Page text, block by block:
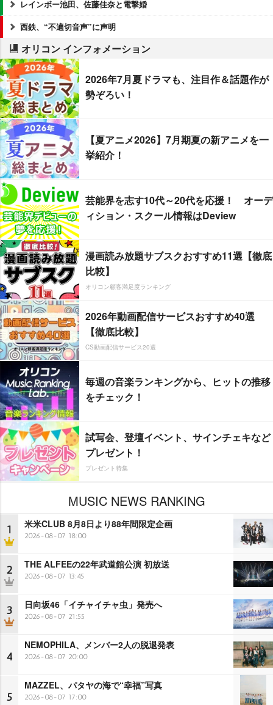
レインボー池田、佐藤佳奈と電撃婚
西鉄、“不適切音声”に声明
オリコン インフォメーション
2026年7月夏ドラマも、注目作＆話題作が
勢ぞろい！
【夏アニメ2026】7月期夏の新アニメを一
挙紹介！
芸能界を志す10代～20代を応援！ オーデ
ィション・スクール情報はDeview
漫画読み放題サブスクおすすめ11選【徹底
比較】
オリコン顧客満足度ランキング
2026年動画配信サービスおすすめ40選
【徹底比較】
CS動画配信サービス20選
毎週の音楽ランキングから、ヒットの推移
をチェック！
試写会、登壇イベント、サインチェキなど
プレゼント！
プレゼント特集
MUSIC NEWS RANKING
1 米米CLUB 8月8日より88年間限定企画
2026-08-07 18:00
2 THE ALFEEの22年武道館公演 初放送
2026-08-07 13:45
3 日向坂46「イチャイチャ虫」発売へ
2026-08-07 21:55
4
NEMOPHILA、メンバー2人の脱退発表
2026-08-07 20:00
5
MAZZEL、パタヤの海で“幸福”写真
2026-08-07 17:00